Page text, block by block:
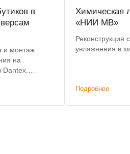
в
и монтаж
на
Dantex.
Химическая
«НИИ МВ»
Реконструкция
увлажнения в
Подробнее